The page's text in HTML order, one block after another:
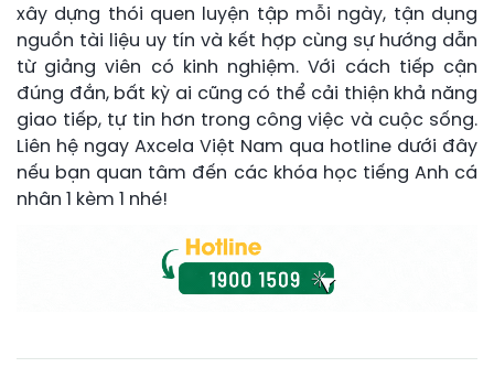
xây dựng thói quen luyện tập mỗi ngày, tận dụng
nguồn tài liệu uy tín và kết hợp cùng sự hướng dẫn
từ giảng viên có kinh nghiệm. Với cách tiếp cận
đúng đắn, bất kỳ ai cũng có thể cải thiện khả năng
giao tiếp, tự tin hơn trong công việc và cuộc sống.
Liên hệ ngay Axcela Việt Nam qua hotline dưới đây
nếu bạn quan tâm đến các khóa học tiếng Anh cá
nhân 1 kèm 1 nhé!